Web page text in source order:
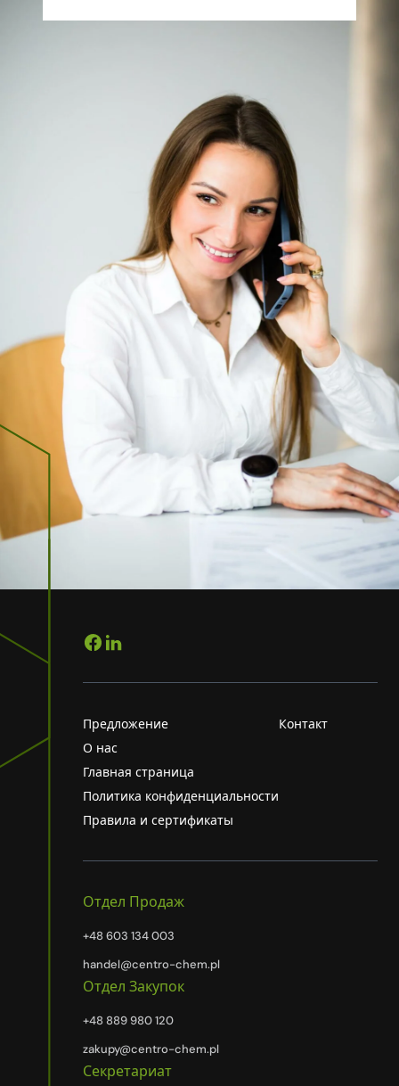
Предложение
О нас
Главная страница
Политика конфиденциальности
Правила и сертификаты
Контакт
Отдел Продаж
+48 603 134 003
handel@centro-chem.pl
Отдел Закупок
+48 889 980 120
zakupy@centro-chem.pl
Секретариат